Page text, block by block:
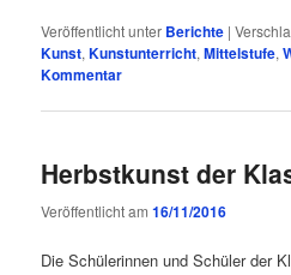
Veröffentlicht unter Berichte |
Kunst,Kunstunterricht,Mittelstufe,
Kommentar
Herbstkunst der
Veröffentlicht am16/11/2016
Die Schülerinnen und Schüler der